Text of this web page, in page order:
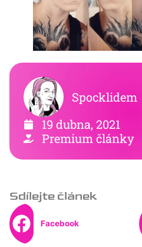
Spocklidem
19 dubna, 2021
Premium články
Sdílejte článek
Facebook